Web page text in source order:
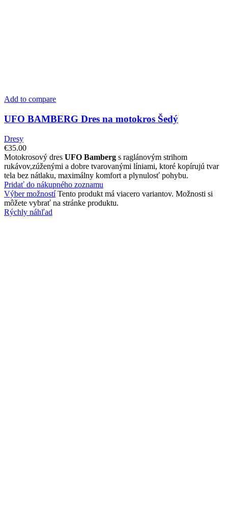
Add to compare
UFO BAMBERG Dres na motokros Šedý
Dresy
€35.00
Motokrosový dres UFO Bamberg s raglánovým strihom
rukávov,zúženými a dobre tvarovanými líniami, ktoré kopírujú tvar
tela bez nátlaku, maximálny komfort a plynulosť pohybu.
Pridať do nákupného zoznamu
Výber možností Tento produkt má viacero variantov. Možnosti si
môžete vybrať na stránke produktu.
Rýchly náhľad